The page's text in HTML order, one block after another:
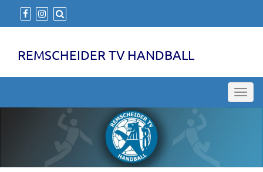
REMSCHEIDER TV HANDBALL